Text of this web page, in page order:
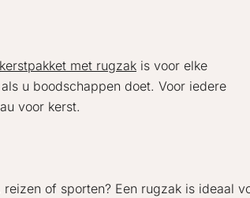
kerstpakket met rugzak is voor elke
u boodschappen doet. Voor iedere
voor kerst.
of sporten? Een rugzak is ideaal